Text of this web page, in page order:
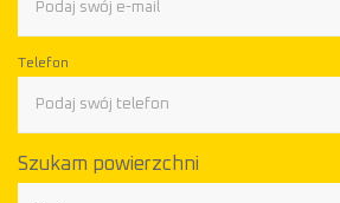
Telefon
Szukam powierzchni